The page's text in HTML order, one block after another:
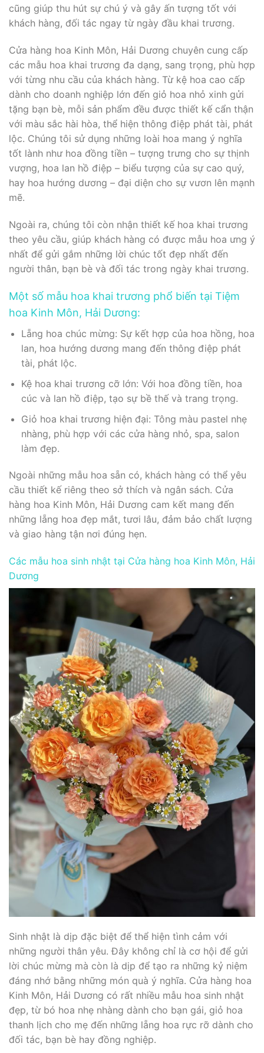
cũng giúp thu hút sự chú ý và gây ấn tượng tốt với
khách hàng, đối tác ngay từ ngày đầu khai trương.
Cửa hàng hoa Kinh Môn, Hải Dương chuyên cung cấp
các mẫu hoa khai trương đa dạng, sang trọng, phù hợp
với từng nhu cầu của khách hàng. Từ kệ hoa cao cấp
dành cho doanh nghiệp lớn đến giỏ hoa nhỏ xinh gửi
tặng bạn bè, mỗi sản phẩm đều được thiết kế cẩn thận
với màu sắc hài hòa, thể hiện thông điệp phát tài, phát
lộc. Chúng tôi sử dụng những loài hoa mang ý nghĩa
tốt lành như hoa đồng tiền – tượng trưng cho sự thịnh
vượng, hoa lan hồ điệp – biểu tượng của sự cao quý,
hay hoa hướng dương – đại diện cho sự vươn lên mạnh
mẽ.
Ngoài ra, chúng tôi còn nhận thiết kế hoa khai trương
theo yêu cầu, giúp khách hàng có được mẫu hoa ưng ý
nhất để gửi gắm những lời chúc tốt đẹp nhất đến
người thân, bạn bè và đối tác trong ngày khai trương.
Một số mẫu hoa khai trương phổ biến tại Tiệm
hoa Kinh Môn, Hải Dương:
Lẵng hoa chúc mừng: Sự kết hợp của hoa hồng, hoa
lan, hoa hướng dương mang đến thông điệp phát
tài, phát lộc.
Kệ hoa khai trương cỡ lớn: Với hoa đồng tiền, hoa
cúc và lan hồ điệp, tạo sự bề thế và trang trọng.
Giỏ hoa khai trương hiện đại: Tông màu pastel nhẹ
nhàng, phù hợp với các cửa hàng nhỏ, spa, salon
làm đẹp.
Ngoài những mẫu hoa sẵn có, khách hàng có thể yêu
cầu thiết kế riêng theo sở thích và ngân sách. Cửa
hàng hoa Kinh Môn, Hải Dương cam kết mang đến
những lẵng hoa đẹp mắt, tươi lâu, đảm bảo chất lượng
và giao hàng tận nơi đúng hẹn.
Các mẫu hoa sinh nhật tại Cửa hàng hoa Kinh Môn, Hải
Dương
Sinh nhật là dịp đặc biệt để thể hiện tình cảm với
những người thân yêu. Đây không chỉ là cơ hội để gửi
lời chúc mừng mà còn là dịp để tạo ra những kỷ niệm
đáng nhớ bằng những món quà ý nghĩa. Cửa hàng hoa
Kinh Môn, Hải Dương có rất nhiều mẫu hoa sinh nhật
đẹp, từ bó hoa nhẹ nhàng dành cho bạn gái, giỏ hoa
thanh lịch cho mẹ đến những lẵng hoa rực rỡ dành cho
đối tác, bạn bè hay đồng nghiệp.